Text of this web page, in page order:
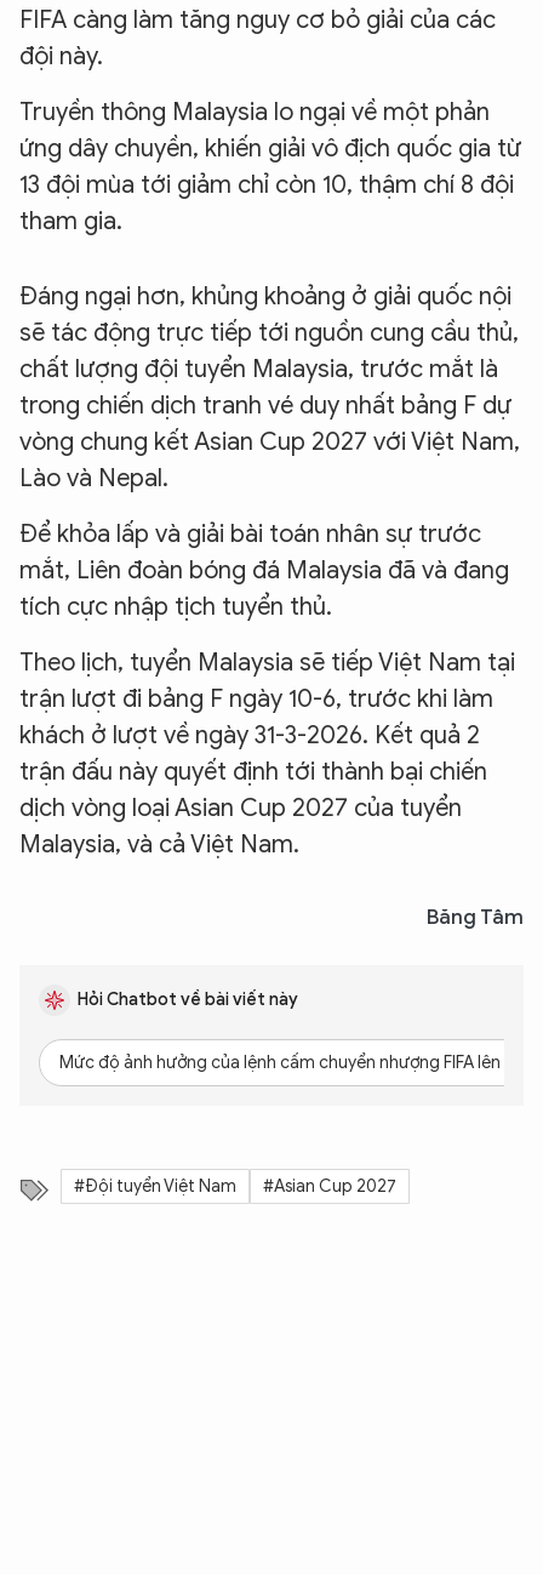
FIFA càng làm tăng nguy cơ bỏ giải của các
đội này.
Truyền thông Malaysia lo ngại về một phản
ứng dây chuyền, khiến giải vô địch quốc gia từ
13 đội mùa tới giảm chỉ còn 10, thậm chí 8 đội
tham gia.
Đáng ngại hơn, khủng khoảng ở giải quốc nội
sẽ tác động trực tiếp tới nguồn cung cầu thủ,
chất lượng đội tuyển Malaysia, trước mắt là
trong chiến dịch tranh vé duy nhất bảng F dự
vòng chung kết Asian Cup 2027 với Việt Nam,
Lào và Nepal.
Để khỏa lấp và giải bài toán nhân sự trước
mắt, Liên đoàn bóng đá Malaysia đã và đang
tích cực nhập tịch tuyển thủ.
Theo lịch, tuyển Malaysia sẽ tiếp Việt Nam tại
trận lượt đi bảng F ngày 10-6, trước khi làm
khách ở lượt về ngày 31-3-2026. Kết quả 2
trận đấu này quyết định tới thành bại chiến
dịch vòng loại Asian Cup 2027 của tuyển
Malaysia, và cả Việt Nam.
Băng Tâm
Hỏi Chatbot về bài viết này
Mức độ ảnh hưởng của lệnh cấm chuyển nhượng FIFA lên các
#Đội tuyển Việt Nam #Asian Cup 2027